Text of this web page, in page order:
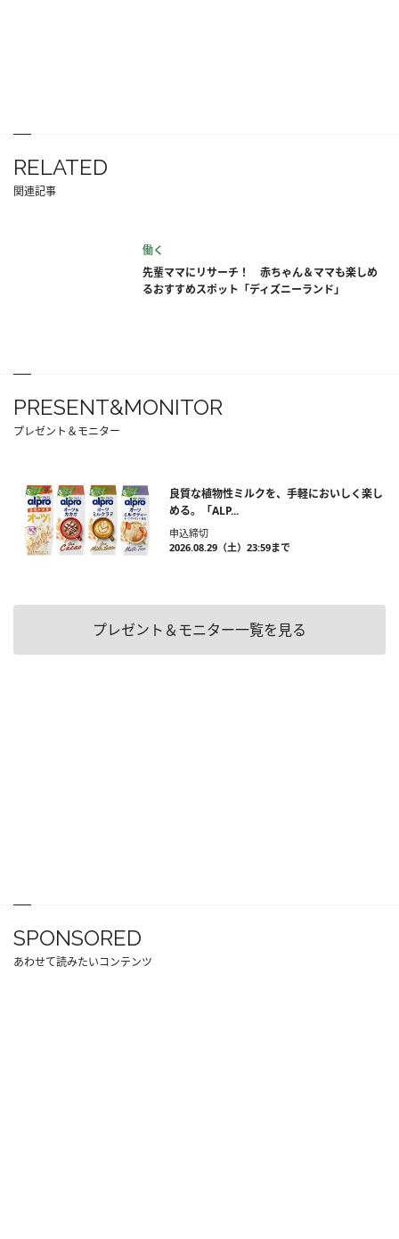
RELATED
関連記事
働く
先輩ママにリサーチ！ 赤ちゃん＆ママも楽しめ
るおすすめスポット「ディズニーランド」
PRESENT&MONITOR
プレゼント＆モニター
良質な植物性ミルクを、手軽においしく楽し
める。「ALP...
申込締切
2026.08.29（土）23:59まで
プレゼント＆モニター一覧を見る
SPONSORED
あわせて読みたいコンテンツ